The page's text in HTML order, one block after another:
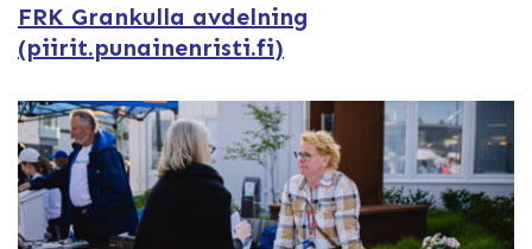
FRK Grankulla avdelning
(piirit.punainenristi.fi)